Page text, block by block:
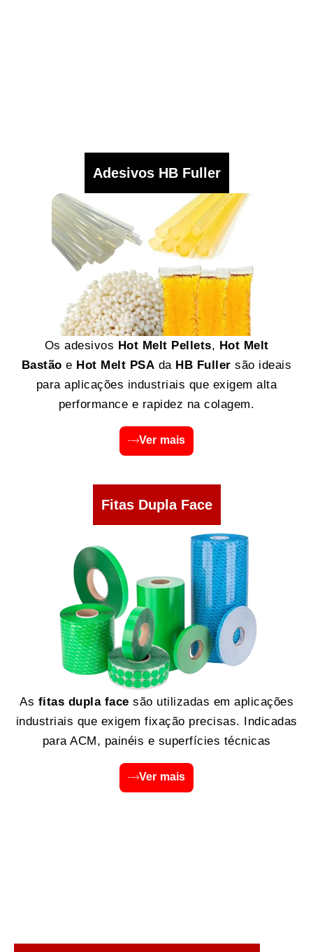
Adesivos HB Fuller
Os adesivos Hot Melt Pellets, Hot Melt
Bastão e Hot Melt PSA da HB Fuller são ideais
para aplicações industriais que exigem alta
performance e rapidez na colagem.
Ver mais
Fitas Dupla Face
As fitas dupla face são utilizadas em aplicações
industriais que exigem fixação precisas. Indicadas
para ACM, painéis e superfícies técnicas
Ver mais